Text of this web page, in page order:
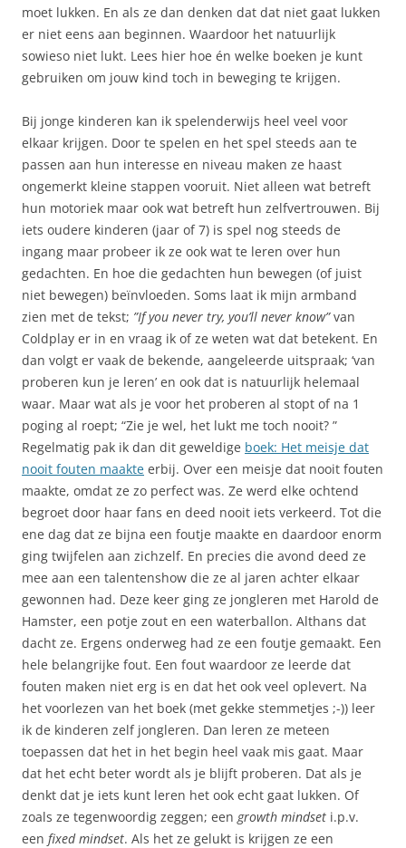
moet lukken. En als ze dan denken dat dat niet gaat lukken
er niet eens aan beginnen. Waardoor het natuurlijk
sowieso niet lukt. Lees hier hoe én welke boeken je kunt
gebruiken om jouw kind toch in beweging te krijgen.
Bij jonge kinderen kan ik spelenderwijs heel veel voor
elkaar krijgen. Door te spelen en het spel steeds aan te
passen aan hun interesse en niveau maken ze haast
ongemerkt kleine stappen vooruit. Niet alleen wat betreft
hun motoriek maar ook wat betreft hun zelfvertrouwen. Bij
iets oudere kinderen (jaar of 7) is spel nog steeds de
ingang maar probeer ik ze ook wat te leren over hun
gedachten. En hoe die gedachten hun bewegen (of juist
niet bewegen) beïnvloeden. Soms laat ik mijn armband
zien met de tekst; ”If you never try, you’ll never know”van
Coldplay er in en vraag ik of ze weten wat dat betekent. En
dan volgt er vaak de bekende, aangeleerde uitspraak; ‘van
proberen kun je leren’ en ook dat is natuurlijk helemaal
waar. Maar wat als je voor het proberen al stopt of na 1
poging al roept; “Zie je wel, het lukt me toch nooit? ”
Regelmatig pak ik dan dit geweldige boek: Het meisje dat
nooit fouten maakte erbij. Over een meisje dat nooit fouten
maakte, omdat ze zo perfect was. Ze werd elke ochtend
begroet door haar fans en deed nooit iets verkeerd. Tot die
ene dag dat ze bijna een foutje maakte en daardoor enorm
ging twijfelen aan zichzelf. En precies die avond deed ze
mee aan een talentenshow die ze al jaren achter elkaar
gewonnen had. Deze keer ging ze jongleren met Harold de
Hamster, een potje zout en een waterballon. Althans dat
dacht ze. Ergens onderweg had ze een foutje gemaakt. Een
hele belangrijke fout. Een fout waardoor ze leerde dat
fouten maken niet erg is en dat het ook veel oplevert. Na
het voorlezen van het boek (met gekke stemmetjes ;-)) leer
ik de kinderen zelf jongleren. Dan leren ze meteen
toepassen dat het in het begin heel vaak mis gaat. Maar
dat het echt beter wordt als je blijft proberen. Dat als je
denkt dat je iets kunt leren het ook echt gaat lukken. Of
zoals ze tegenwoordig zeggen; een growth mindset i.p.v.
een fixed mindset. Als het ze gelukt is krijgen ze een